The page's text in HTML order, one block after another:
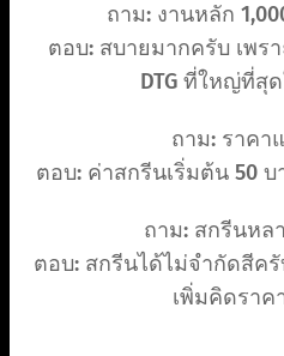
ถาม: งานหลัก
ตอบ: สบายมากครับ เพร
DTG ที่ใหญ่ที่สุ
ถาม: ราคา
ตอบ: ค่าสกรีนเริ่มต้น 50
ถาม: สกรีนหล
ตอบ: สกรีนได้ไม่จำกัดสีค
เพิ่มคิดราค